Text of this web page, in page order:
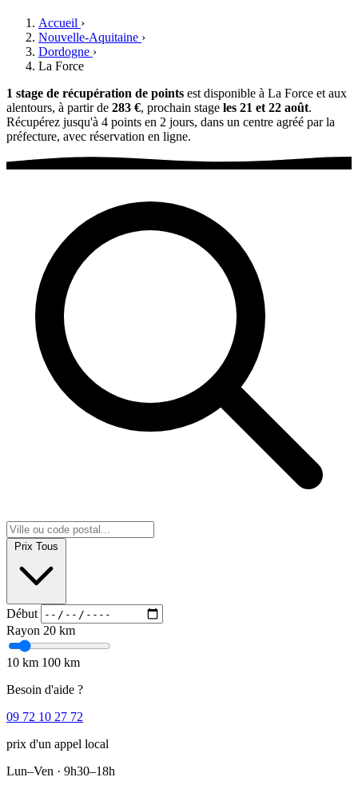
Accueil ›
Nouvelle-Aquitaine ›
Dordogne ›
La Force
1 stage de récupération de points est disponible à La Force et aux
alentours, à partir de 283 €, prochain stage les 21 et 22 août.
Récupérez jusqu'à 4 points en 2 jours, dans un centre agréé par la
préfecture, avec réservation en ligne.
Prix Tous
Début
Rayon 20 km
10 km 100 km
Besoin d'aide ?
09 72 10 27 72
prix d'un appel local
Lun–Ven · 9h30–18h